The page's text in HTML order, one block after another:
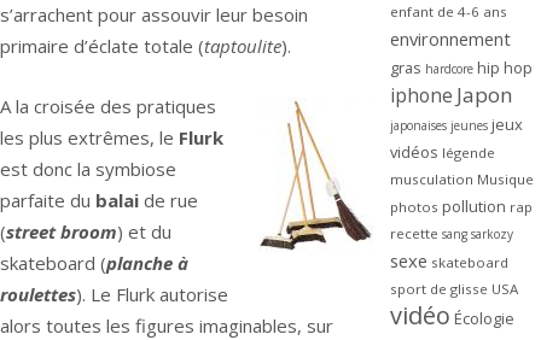
s’arrachent pour assouvir leur besoin
primaire d’éclate totale (taptoulite).
A la croisée des pratiques
les plus extrêmes, le Flurk
est donc la symbiose
parfaite du balai de rue
(street broom) et du
skateboard (planche à
roulettes). Le Flurk autorise
alors toutes les figures imaginables, sur
enfant de 4-6 ans
environnement
gras hardcore hip hop
iphone Japon
japonaises jeunes jeux
vidéos légende
musculation Musique
photos pollution rap
recette sang sarkozy
sexe skateboard
sport de glisse USA
vidéo Écologie